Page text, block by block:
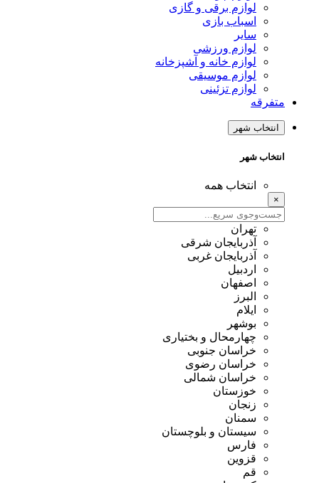
لوازم برقی و گازی
اسباب بازی
سایر
لوازم ورزشی
لوازم خانه و آشپزخانه
لوازم موسیقی
لوازم تزئینی
متفرقه
انتخاب شهر
انتخاب شهر
انتخاب همه
×
تهران
آذربایجان شرقی
آذربایجان غربی
اردبیل
اصفهان
البرز
ایلام
بوشهر
چهارمحال و بختیاری
خراسان جنوبی
خراسان رضوی
خراسان شمالی
خوزستان
زنجان
سمنان
سیستان و بلوچستان
فارس
قزوین
قم